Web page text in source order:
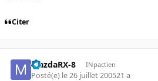
Citer
MazdaRX-8 INpactien
Posté(e) le 26 juillet 200521 a